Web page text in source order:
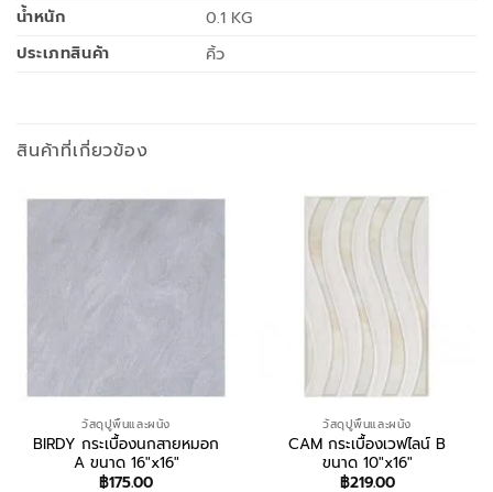
น้ำหนัก
0.1 KG
ประเภทสินค้า
คิ้ว
สินค้าที่เกี่ยวข้อง
วัสดุปูพื้นและผนัง
BIRDY กระเบื้องนกสายหมอก
A ขนาด 16″x16″
฿175.00
วัสดุปูพื้นและผนัง
CAM กระเบื้องเวฟไลน์ B
ขนาด 10″x16″
฿219.00